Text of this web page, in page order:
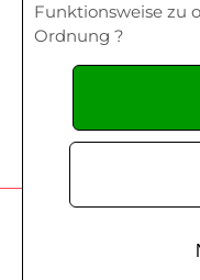
Funktionsweise zu
Ordnung ?